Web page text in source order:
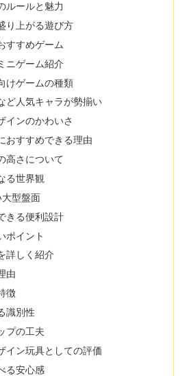
ルールと魅力
り上がる遊び方
すすめゲーム
ニゲーム紹介
けゲームの種類
ど人気キャラが勢揃い
インのかわいさ
おすすめできる理由
高さについて
る世界観
型盤面
きる便利設計
ポイント
詳しく紹介
由
徴
識別性
プの工夫
イン玩具としての評価
る安心感